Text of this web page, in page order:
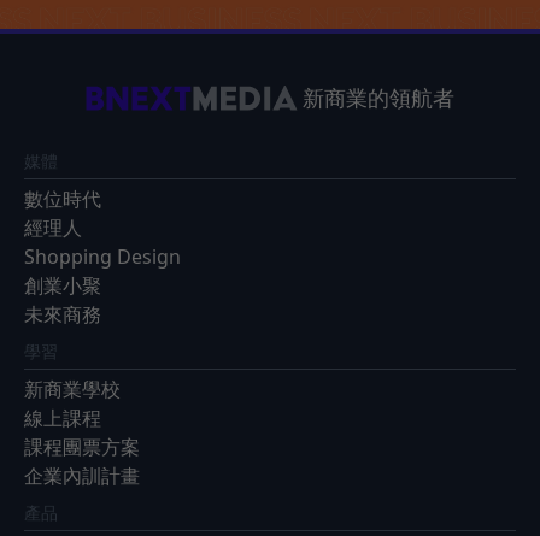
新商業的領航者
媒體
數位時代
經理人
Shopping Design
創業小聚
未來商務
學習
新商業學校
線上課程
課程團票方案
企業內訓計畫
產品